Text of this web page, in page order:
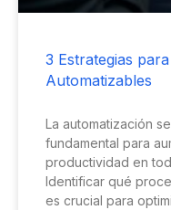
3 Estrategias
Automatizables
La automatización
fundamental para
productividad en
Identificar qué
es crucial para